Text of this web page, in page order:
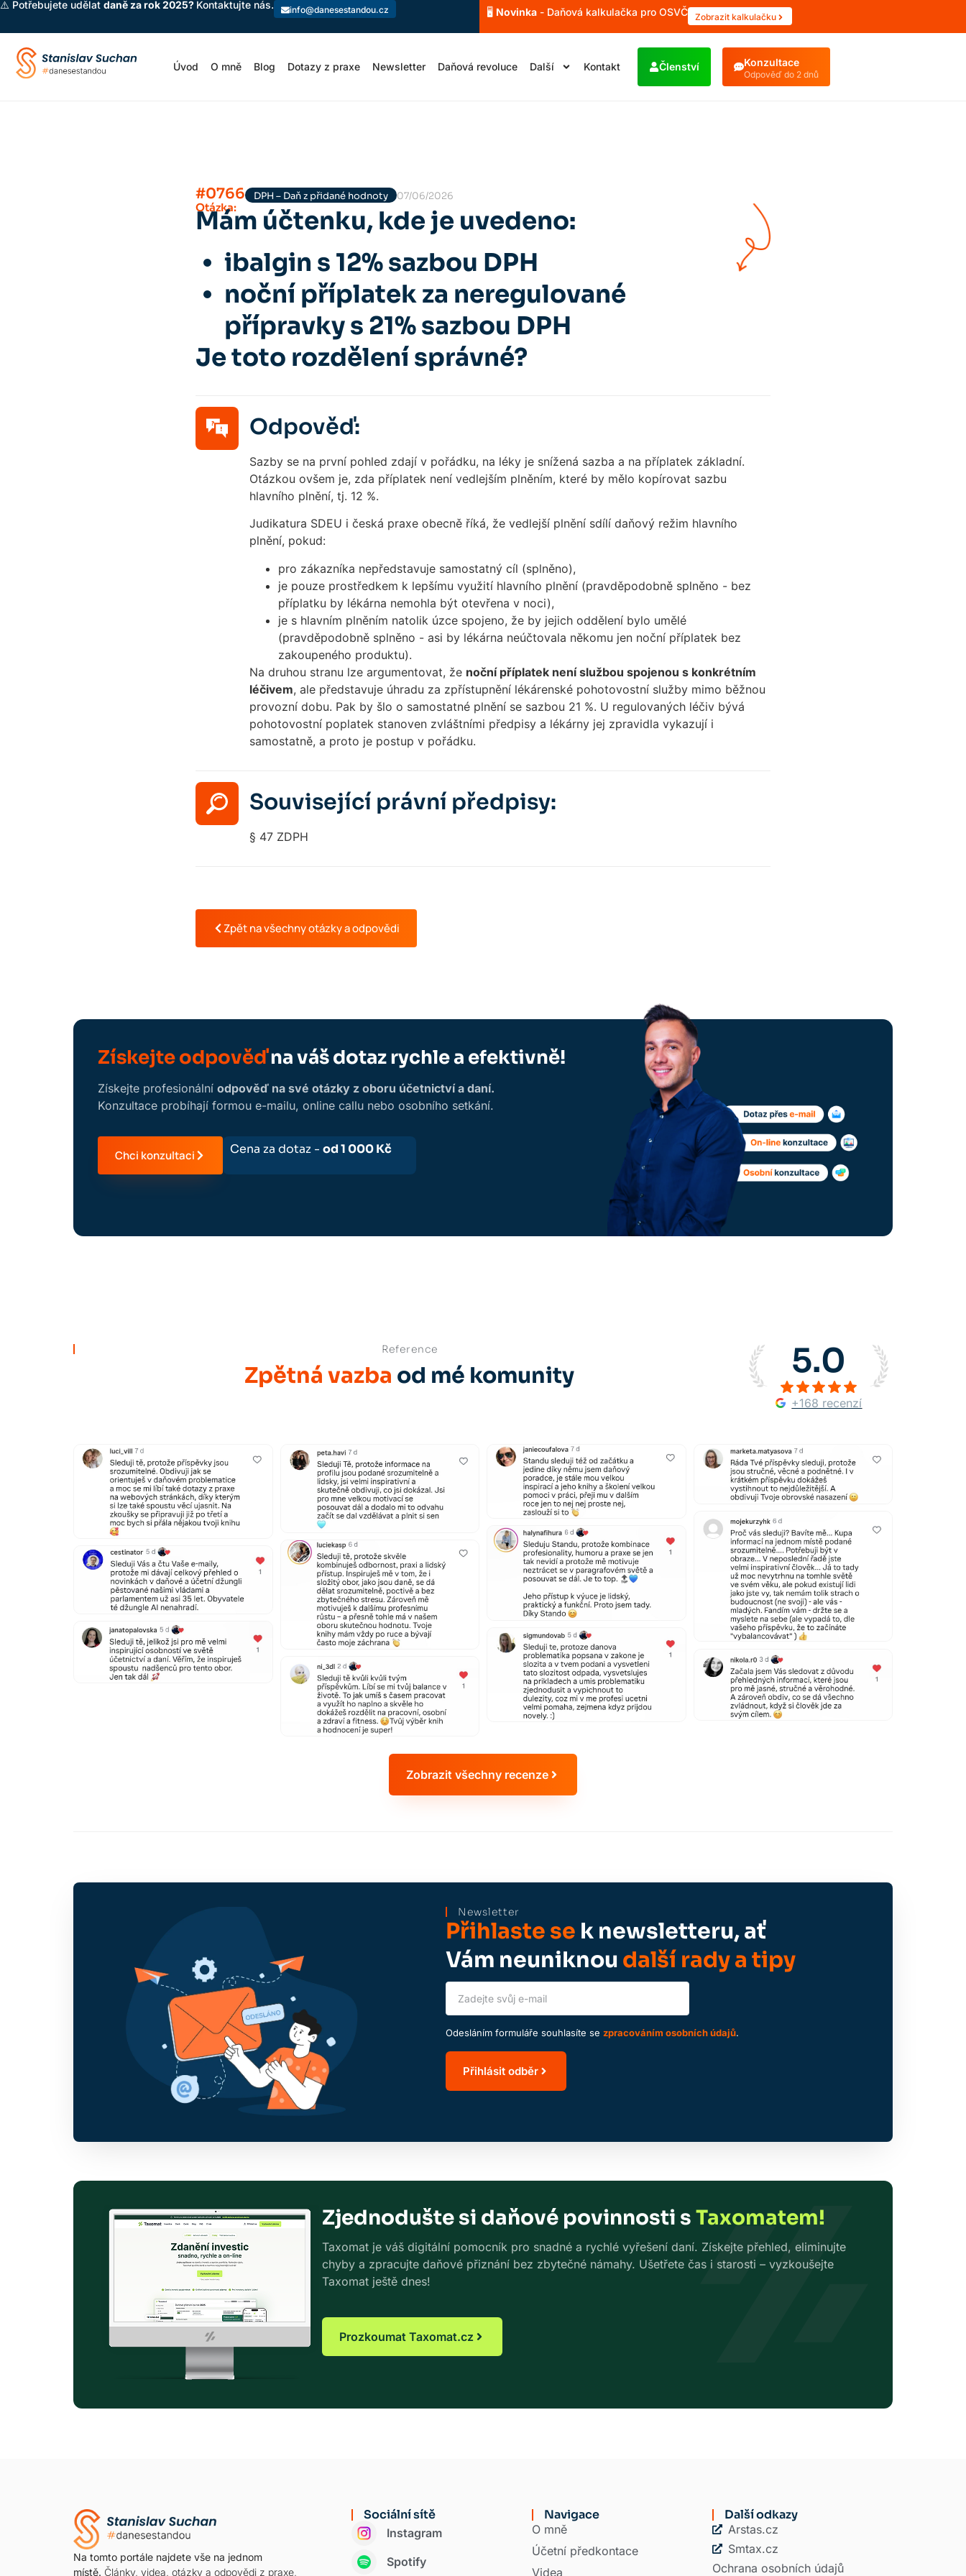
⚠️ Potřebujete udělat daně za rok 2025? Kontaktujte nás. info@danesestandou.cz 🖥️ Novinka- Daňová kalkulačka pro OSVČ Zobrazit kalkulačku
Úvod O mně Blog Dotazy z praxe Newsletter Daňová revoluce Další Kontakt Členství Konzultace
Odpověď do 2 dnů
#0766 DPH – Daň z přidané hodnoty 07/06/2026
Otázka:
Mám účtenku, kde je uvedeno:
ibalgin s 12% sazbou DPH
noční příplatek za neregulované
přípravky s 21% sazbou DPH
Je toto rozdělení správné?
Odpověď:
Sazby se na první pohled zdají v pořádku, na léky je snížená sazba a na příplatek základní.
Otázkou ovšem je, zda příplatek není vedlejším plněním, které by mělo kopírovat sazbu
hlavního plnění, tj. 12 %.
Judikatura SDEU i česká praxe obecně říká, že vedlejší plnění sdílí daňový režim hlavního
plnění, pokud:
pro zákazníka nepředstavuje samostatný cíl (splněno),
je pouze prostředkem k lepšímu využití hlavního plnění (pravděpodobně splněno - bez
příplatku by lékárna nemohla být otevřena v noci),
je s hlavním plněním natolik úzce spojeno, že by jejich oddělení bylo umělé
(pravděpodobně splněno - asi by lékárna neúčtovala někomu jen noční příplatek bez
zakoupeného produktu).
Na druhou stranu lze argumentovat, že noční příplatek není službou spojenou s konkrétním
léčivem, ale představuje úhradu za zpřístupnění lékárenské pohotovostní služby mimo běžnou
provozní dobu. Pak by šlo o samostatné plnění se sazbou 21 %. U regulovaných léčiv bývá
pohotovostní poplatek stanoven zvláštními předpisy a lékárny jej zpravidla vykazují i
samostatně, a proto je postup v pořádku.
Související právní předpisy:
§ 47 ZDPH
Zpět na všechny otázky a odpovědi
Získejte odpověďna váš dotaz rychle a efektivně!
Získejte profesionální odpověď na své otázky z oboru účetnictví a daní.
Konzultace probíhají formou e-mailu, online callu nebo osobního setkání.
Chci konzultaci Cena za dotaz - od 1 000 Kč
Reference
Zpětná vazba od mé komunity 5.0
+168 recenzí
Zobrazit všechny recenze
Newsletter
Přihlaste se k newsletteru, ať
Vám neuniknou další rady a tipy
Odesláním formuláře souhlasíte se zpracováním osobních údajů.
Přihlásit odběr
Zjednodušte si daňové povinnosti s Taxomatem!
Taxomat je váš digitální pomocník pro snadné a rychlé vyřešení daní. Získejte přehled, eliminujte
chyby a zpracujte daňové přiznání bez zbytečné námahy. Ušetřete čas i starosti – vyzkoušejte
Taxomat ještě dnes!
Prozkoumat Taxomat.cz
Na tomto portále najdete vše na jednom
místě. Články, videa, otázky a odpovědi z praxe,
Sociální sítě
Instagram
Spotify
Navigace
O mně
Účetní předkontace
Videa
Další odkazy
Arstas.cz
Smtax.cz
Ochrana osobních údajů